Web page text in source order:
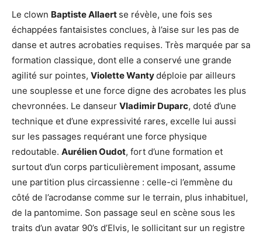
Le clown Baptiste Allaert se révèle, une fois ses
échappées fantaisistes conclues, à l’aise sur les pas de
danse et autres acrobaties requises. Très marquée par sa
formation classique, dont elle a conservé une grande
agilité sur pointes, Violette Wantydéploie par ailleurs
une souplesse et une force digne des acrobates les plus
chevronnées. Le danseur Vladimir Duparc, doté d’une
technique et d’une expressivité rares, excelle lui aussi
sur les passages requérant une force physique
redoutable. Aurélien Oudot, fort d’une formation et
surtout d’un corps particulièrement imposant, assume
une partition plus circassienne : celle-ci l’emmène du
côté de l’acrodanse comme sur le terrain, plus inhabituel,
de la pantomime. Son passage seul en scène sous les
traits d’un avatar 90’s d’Elvis, le sollicitant sur un registre